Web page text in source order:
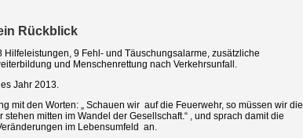
Rückblick
9 Fehl- und Täuschungsalarme, zusätzliche
und Menschenrettung nach Verkehrsunfall.
Jahr 2013.
mit den Worten: „ Schauen wir auf die Feuerwehr, so müssen wir die
mitten im Wandel der Gesellschaft.“ , und sprach damit die
im Lebensumfeld an.